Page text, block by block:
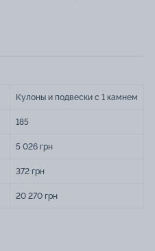
Кулоны и подвески с 1 камнем
185
5 026 грн
372 грн
20 270 грн